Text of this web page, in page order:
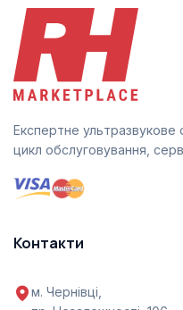
Експертне
цикл обслуговування,
Контакти
м. Чернівці,